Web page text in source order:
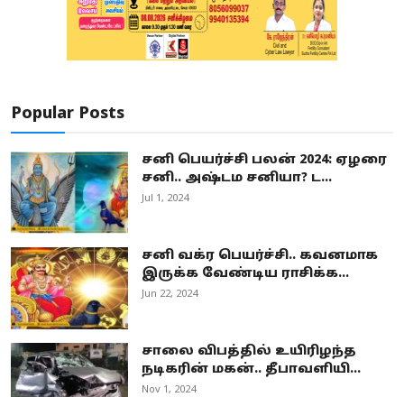
Popular Posts
சனி பெயர்ச்சி பலன் 2024: ஏழரை
சனி.. அஷ்டம சனியா? ட...
Jul 1, 2024
சனி வக்ர பெயர்ச்சி.. கவனமாக
இருக்க வேண்டிய ராசிக்க...
Jun 22, 2024
சாலை விபத்தில் உயிரிழந்த
நடிகரின் மகன்.. தீபாவளியி...
Nov 1, 2024